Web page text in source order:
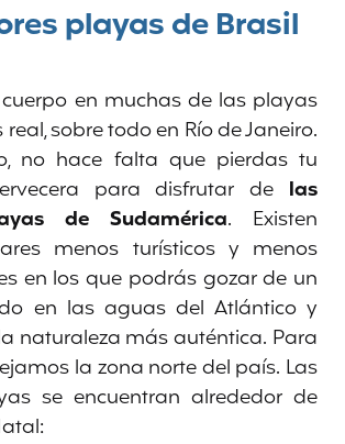
playas de Brasil
cuerpo en muchas de las playas
sobre todo en Río de Janeiro.
no hace falta que pierdas tu
para disfrutar de las
de Sudamérica. Existen
menos turísticos y menos
en los que podrás gozar de un
en las aguas del Atlántico y
naturaleza más auténtica. Para
la zona norte del país. Las
se encuentran alrededor de